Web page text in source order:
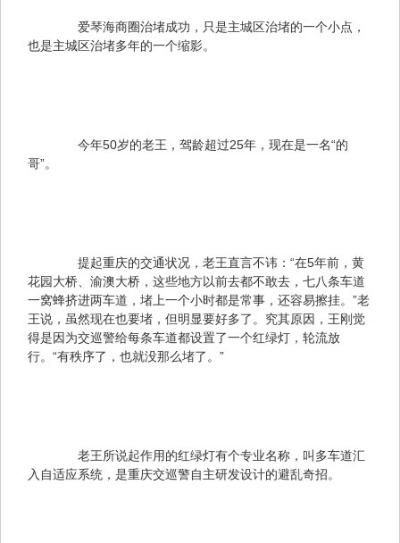
爱琴海商圈治堵成功，只是主城区治堵的一个小点，
也是主城区治堵多年的一个缩影。
今年50岁的老王，驾龄超过25年，现在是一名“的
哥”。
提起重庆的交通状况，老王直言不讳：“在5年前，黄
花园大桥、渝澳大桥，这些地方以前去都不敢去，七八条车道
一窝蜂挤进两车道，堵上一个小时都是常事，还容易擦挂。”老
王说，虽然现在也要堵，但明显要好多了。究其原因，王刚觉
得是因为交巡警给每条车道都设置了一个红绿灯，轮流放
行。“有秩序了，也就没那么堵了。”
老王所说起作用的红绿灯有个专业名称，叫多车道汇
入自适应系统，是重庆交巡警自主研发设计的避乱奇招。